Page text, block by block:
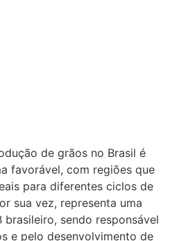
de grãos no Brasil é
favorável, com regiões que
para diferentes ciclos de
sua vez, representa uma
sendo responsável
e pelo desenvolvimento de